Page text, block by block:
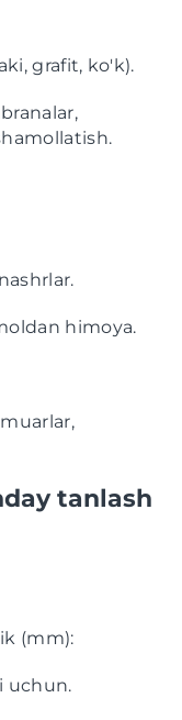
grafit, ko'k).
himoya.
tanlash
(mm):
uchun.